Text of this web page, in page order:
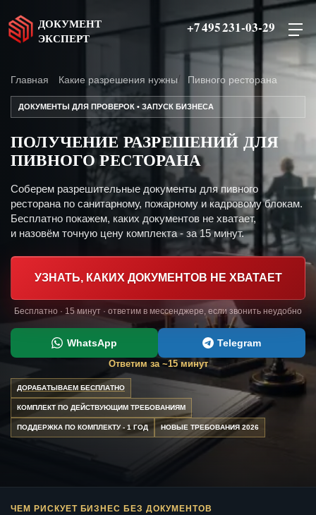
ДОКУМЕНТ
ЭКСПЕРТ
+7 495 231-03-29
Главная Какие разрешения нужны Пивного ресторана
ДОКУМЕНТЫ ДЛЯ ПРОВЕРОК • ЗАПУСК БИЗНЕСА
ПОЛУЧЕНИЕ РАЗРЕШЕНИЙ ДЛЯ
ПИВНОГО РЕСТОРАНА
Соберем разрешительные документы для пивного
ресторана по санитарному, пожарному и кадровому блокам.
Бесплатно покажем, каких документов не хватает,
и назовём точную цену комплекта - за 15 минут.
УЗНАТЬ, КАКИХ ДОКУМЕНТОВ НЕ ХВАТАЕТ
Бесплатно · 15 минут · ответим в мессенджере, если звонить неудобно
WhatsApp Telegram
Ответим за ~15 минут
ДОРАБАТЫВАЕМ БЕСПЛАТНО
КОМПЛЕКТ ПО ДЕЙСТВУЮЩИМ ТРЕБОВАНИЯМ
ПОДДЕРЖКА ПО КОМПЛЕКТУ - 1 ГОД НОВЫЕ ТРЕБОВАНИЯ 2026
ЧЕМ РИСКУЕТ БИЗНЕС БЕЗ ДОКУМЕНТОВ